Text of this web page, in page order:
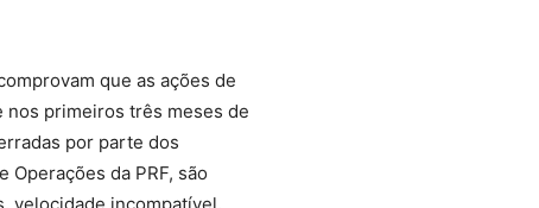
que as ações de
nos primeiros três meses de
por parte dos
da PRF, são
velocidade incompatível,